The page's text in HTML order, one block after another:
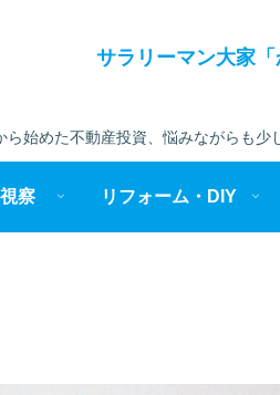
サラリーマン大家
ら始めた不動産投資、悩みながらも
察 リフォーム・DIY